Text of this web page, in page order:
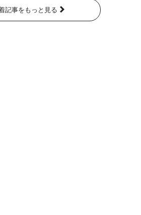
記事をもっと見る